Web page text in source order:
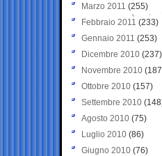
Marzo 2011 (255)
Febbraio 2011 (233)
Gennaio 2011 (253)
Dicembre 2010 (237)
Novembre 2010
Ottobre 2010 (157)
Settembre 2010
Agosto 2010 (75)
Luglio 2010 (86)
Giugno 2010 (76)